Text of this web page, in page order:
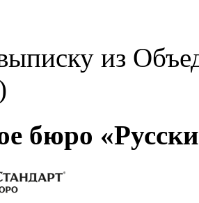
из
бюро